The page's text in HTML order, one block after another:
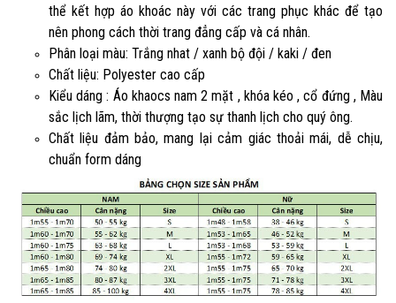
thể kết hợp áo khoác này với các trang phục khác để tạo
nên phong cách thời trang đẳng cấp và cá nhân.
Phân loại màu: Trắng nhat / xanh bộ đội / kaki / đen
Chất liệu: Polyester cao cấp
Kiểu dáng : Áo khaocs nam 2 mặt , khóa kéo , cổ đứng , Màu
sắc lịch lãm, thời thượng tạo sự thanh lịch cho quý ông.
Chất liệu đảm bảo, mang lại cảm giác thoải mái, dễ chịu,
chuẩn form dáng